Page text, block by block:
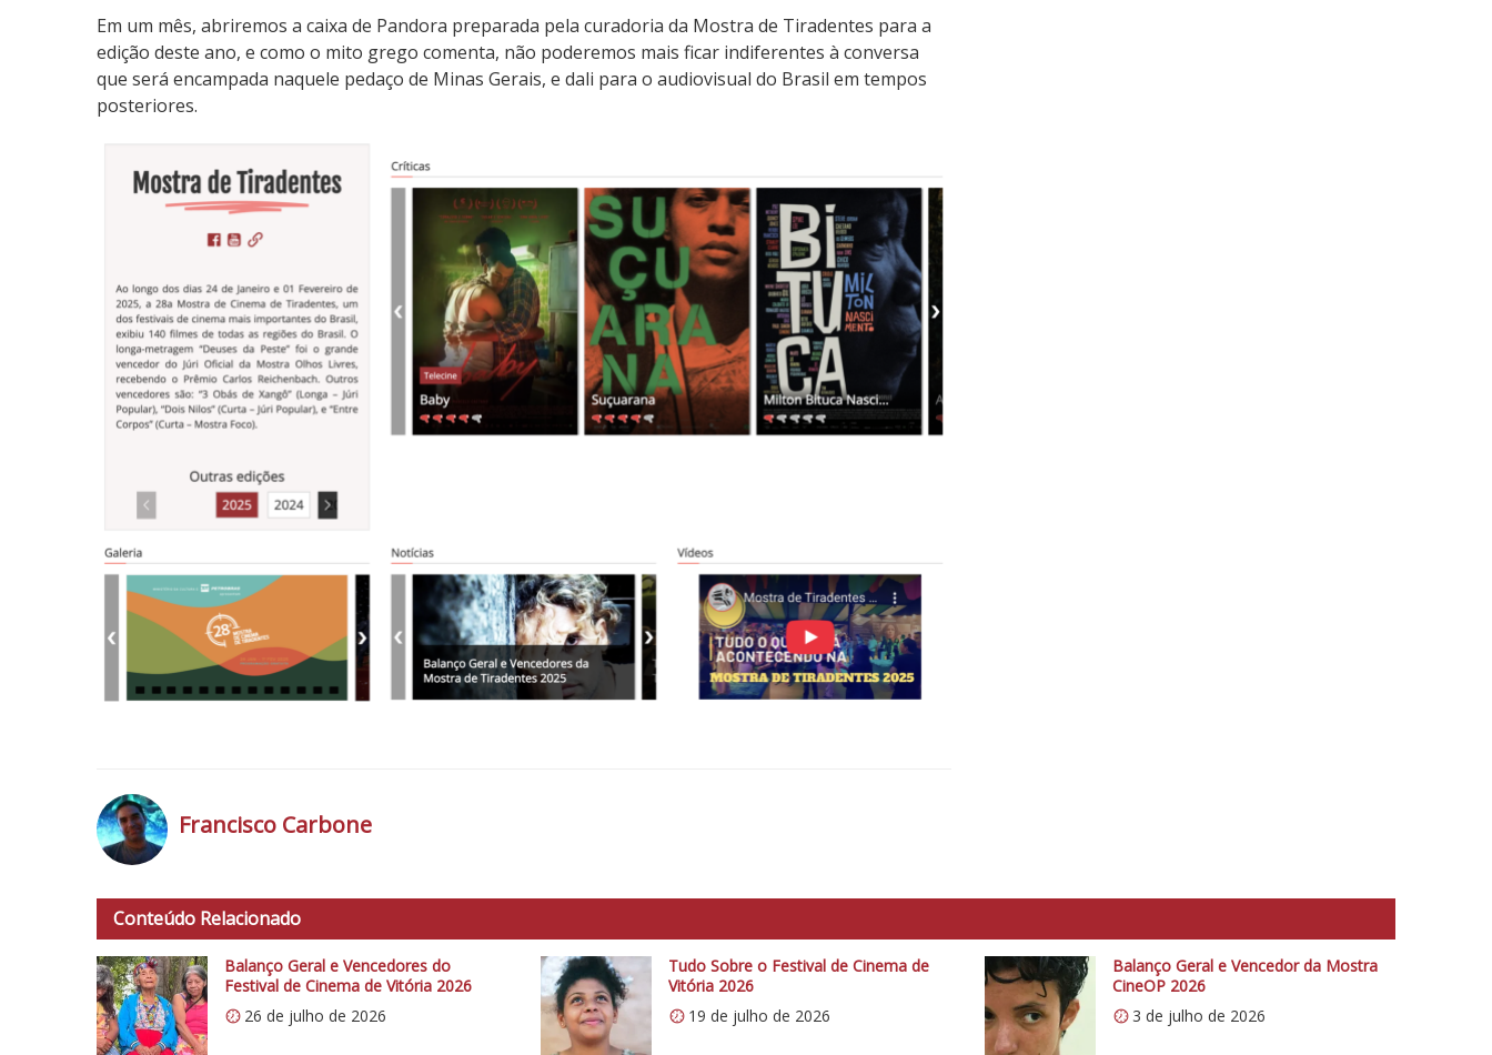
Em um mês, abriremos a caixa de Pandora preparada pela curadoria da Mostra de Tiradentes para a
edição deste ano, e como o mito grego comenta, não poderemos mais ficar indiferentes à conversa
que será encampada naquele pedaço de Minas Gerais, e dali para o audiovisual do Brasil em tempos
posteriores.
t
p
s
:
/
Francisco Carbone
Conteúdo Relacionado
Balanço Geral e Vencedores do
Festival de Cinema de Vitória 2026
26 de julho de 2026
Tudo Sobre o Festival de Cinema de
Vitória 2026
19 de julho de 2026
Balanço Geral e Vencedor da Mostra
CineOP 2026
3 de julho de 2026